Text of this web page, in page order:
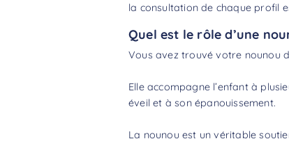
la consultation de chaque profil
Quel est le rôle d’une
Vous avez trouvé votre nounou
Elle accompagne l’enfant à
éveil et à son épanouissement.
La nounou est un véritable